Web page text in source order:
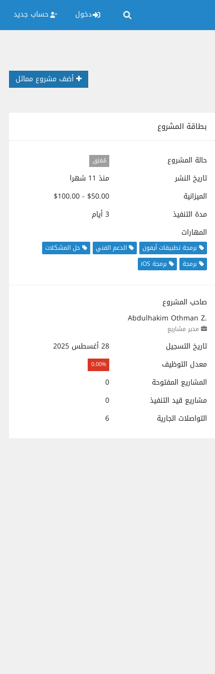
دخول حساب جديد
أضف مشروع مماثل
بطاقة المشروع
حالة المشروع مُغلق
تاريخ النشر
منذ 11 شهرا
الميزانية
$50.00 - $100.00
مدة التنفيذ
3 أيام
المهارات
برمجة تطبيقات أيفون الدعم الفني
حل المشكلات
برمجة
برمجة iOS
صاحب المشروع
Abdulhakim Othman Z.
مدير مشاريع
تاريخ التسجيل
28 أغسطس 2025
معدل التوظيف
0.00%
المشاريع المفتوحة
0
مشاريع قيد التنفيذ
0
التواصلات الجارية
6